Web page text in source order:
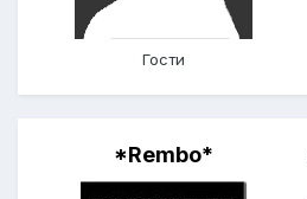
Гости
*Rembo*